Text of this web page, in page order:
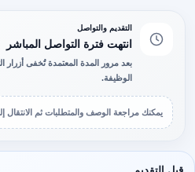
التقديم والتواصل
انتهت فترة التواصل المباشر
بعد مرور المدة المعتمدة تُخفى أزرار
الوظيفة.
يمكنك مراجعة الوصف والمتطلبات ثم الانتقال